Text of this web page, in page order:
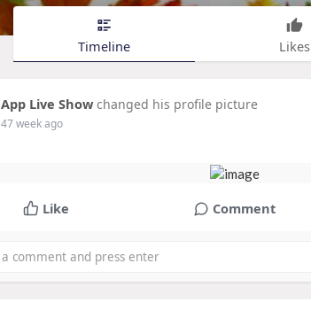
Timeline Likes
App Live Show changed his profile picture
47 week ago
Like Comment